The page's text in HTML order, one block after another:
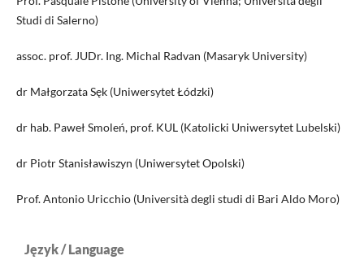
Studi di Salerno)
assoc. prof. JUDr. Ing. Michal Radvan (Masaryk University)
dr Małgorzata Sęk (Uniwersytet Łódzki)
dr hab. Paweł Smoleń, prof. KUL (Katolicki Uniwersytet Lubelski)
dr Piotr Stanisławiszyn (Uniwersytet Opolski)
Prof. Antonio Uricchio (Università degli studi di Bari Aldo Moro)
Język / Language